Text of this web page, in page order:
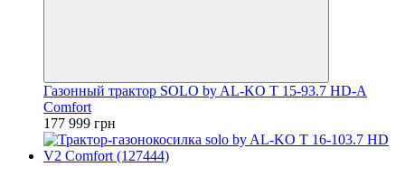
Газонный трактор SOLO by AL-KO T 15-93.7 HD-A
Comfort
177 999 грн